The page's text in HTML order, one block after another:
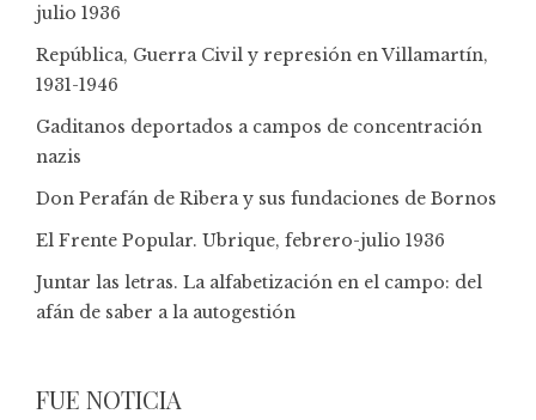
julio 1936
República, Guerra Civil y represión en Villamartín,
1931-1946
Gaditanos deportados a campos de concentración
nazis
Don Perafán de Ribera y sus fundaciones de Bornos
El Frente Popular. Ubrique, febrero-julio 1936
Juntar las letras. La alfabetización en el campo: del
afán de saber a la autogestión
FUE NOTICIA